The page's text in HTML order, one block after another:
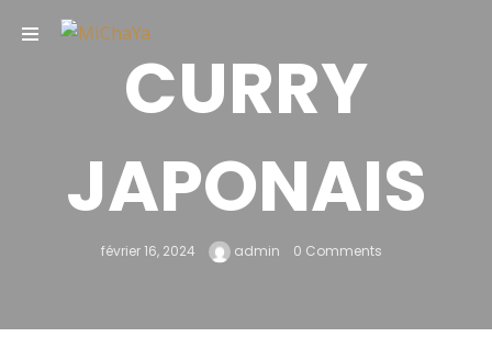
TOP
CURRY
JAPONAIS
février 16, 2024 admin 0 Comments